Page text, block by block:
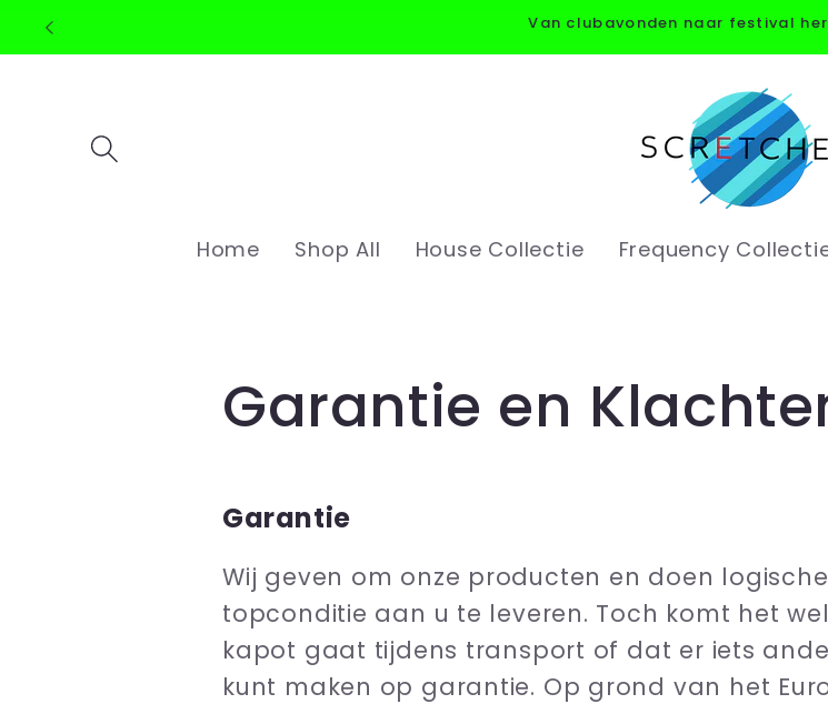
naar de
content
Van clubavonden naar festival
Home Shop All House Collectie Frequency
Garantie en
Garantie
Wij geven om onze producten en doen
topconditie aan u te leveren. Toch komt het
kapot gaat tijdens transport of dat er iets
kunt maken op garantie. Op grond van het